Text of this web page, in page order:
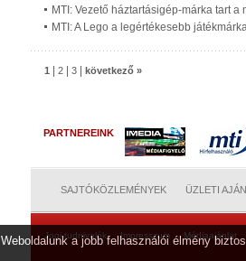
MTI: Vezető háztartásigép-márka tart
MTI: A Lego a legértékesebb
1 2 3 következő »
PARTNEREINK
SAJTÓKÖZLEMÉNYEK ÜZLETI
Jogi tudnivalók Impresszum Médiaajánlat
Weboldalunk a jobb felhasználói élmény